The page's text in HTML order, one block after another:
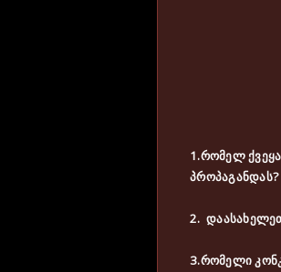
1.რომელ
პროპაგანდას?
2.
3.რომელი